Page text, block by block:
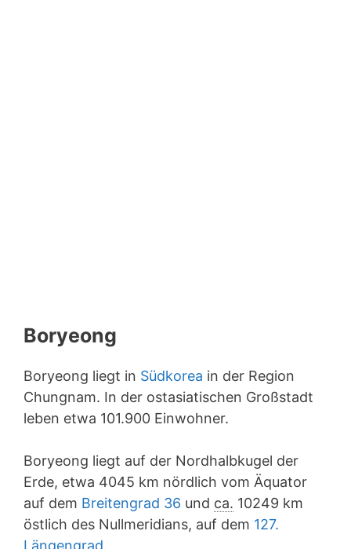
Boryeong
Boryeong liegt in Südkorea in der Region
Chungnam. In der ostasiatischen Großstadt
leben etwa 101.900 Einwohner.
Boryeong liegt auf der Nordhalbkugel der
Erde, etwa 4045 km nördlich vom Äquator
auf dem Breitengrad 36 und ca. 10249 km
östlich des Nullmeridians, auf dem 127.
Längengrad.